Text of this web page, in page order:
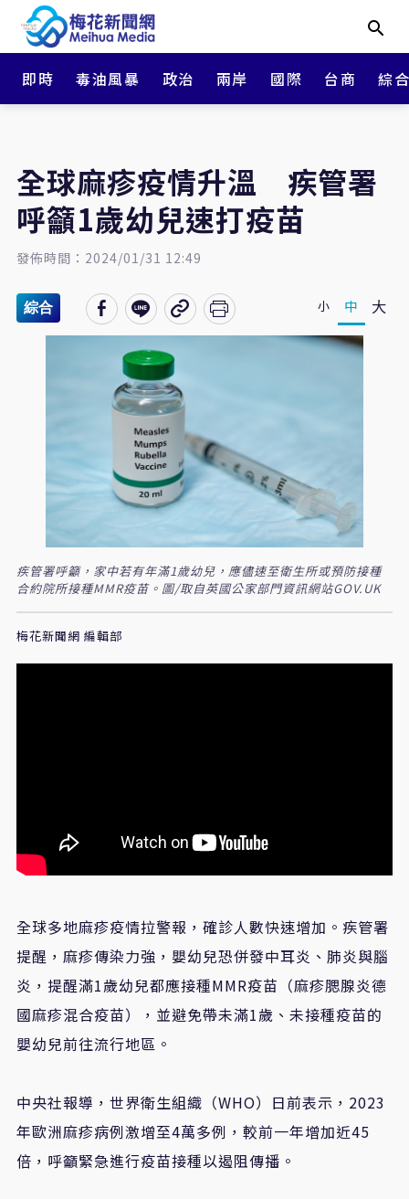
即時 毒油風暴 政治 兩岸 國際 台商 綜
全球麻疹疫情升溫 疾管署
呼籲1歲幼兒速打疫苗
發佈時間：2024/01/31 12:49
綜合 小 中 大
疾管署呼籲，家中若有年滿1歲幼兒，應儘速至衛生所或預防接種
合約院所接種MMR疫苗。圖/取自英國公家部門資訊網站GOV.UK
梅花新聞網 編輯部
全球多地麻疹疫情拉警報，確診人數快速增加。疾管署
提醒，麻疹傳染力強，嬰幼兒恐併發中耳炎、肺炎與腦
炎，提醒滿1歲幼兒都應接種MMR疫苗（麻疹腮腺炎德
國麻疹混合疫苗），並避免帶未滿1歲、未接種疫苗的
嬰幼兒前往流行地區。
中央社報導，世界衛生組織（WHO）日前表示，2023
年歐洲麻疹病例激增至4萬多例，較前一年增加近45
倍，呼籲緊急進行疫苗接種以遏阻傳播。